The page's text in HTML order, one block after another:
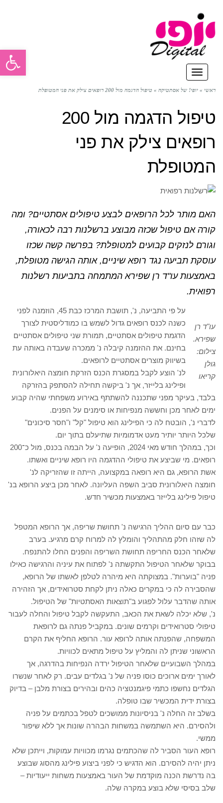
תפריט
ראשי » יופי! של אסתטיקה » טיפול הדגמה מול 200 רופאים צילק את פני המטופלת
טיפול הדגמה מול 200
רופאים צילק את פני
המטופלת
האם מותר לכל הרופאים לבצע טיפולים אסתטיים? ומה
קורה אם טיפול שכזה מבוצע ברשלנות רבה לכאורה,
וגורם לנזקים קבועים למטופלת? בפרשה קשה שכזו
עוסקת תביעה נגד רופא שיניים, אותה הגישה מטופלת,
באמצעות עו"ד רן שפירא המתמחה בתביעות רשלנות
רפואית.
עו"ד רן
שפירא.
צילום:
גולן
קריאו
על פי התביעה, נ', תושבת המרכז כבת 45, הוזמנה לפני
כשנה לכנס רופאים גדול לשמש בו כמודליסטית לצורך
הדגמת טיפולים אסתטיים, תמורת שני טיפולים אסתטיים
בחינם. את ההזמנה קיבלה נ' ממכרה שעבדה באותה עת
בשיווק מוצרים אסתטיים לרופאים.
לנ' הוצע לקבל במסגרת הכנס הזרקת חומצה היאלורונית
ופילינג בלייזר, אך נ' ביקשה תחילה להסתפק בהזרקה
בלבד, בעיקר מפני שתכננה להשתתף באירוע משפחתי שהיה קבוע
ימים לאחר מכן וחששה מנפיחות או סימנים על הפנים.
לדברי נ', הובטח לה כי הפילינג הוא טיפול "קל" ו"חסר סיכונים"
שלכל היותר יותיר מעט אדמומיות שתיעלם בתוך יום.
וכך, במהלך חודש מאי 2024, הופיעה נ' על הבמה בכנס, מול כ־200
רופאים. מי שביצע את טיפולי ההדגמה היו רופא שיניים ואשתו.
אשת הרופא, גם היא רופאה במקצועה, הייתה זו שהזריקה לנ'
חומצה היאלורונית סביב השפה העליונה. לאחר מכן ביצע הרופא בנ'
טיפול פילינג בלייזר באמצעות מכשיר חדש.
כבר עם סיום ההליך הרגישה נ' תחושת שריפה, אך הרופא המטפל
לה שזהו חלק מהתהליך והומלץ לה למרוח קרם מרגיע. בערב
שלאחר הכנס החריפה תחושת השריפה והפנים החלו להתנפח.
בבוקר שלאחר הטיפול התקשתה נ' לפתוח את עיניה והרגישה כאילו
פניה "בוערות". במצוקתה היא מיהרה לטלפן לאשתו של הרופא,
שהסבירה לה כי במקרים כאלה ניתן לקחת סטרואידים, אך הזהירה
אותה שהדבר עלול לפגוע ב"תוצאות האסתטיות" של הטיפול.
נ', שלא יכלה לשאת את הכאב, התעקשה לקבל טיפול והחלה לעבור
טיפולי סטרואידים וקרמים שונים. במקביל פנתה גם לרופאת
המשפחה, שהפנתה אותה לרופא עור. הרופא החליף את הקרם
הראשוני שניתן לה והמליץ על טיפול מתאים לכוויות.
במהלך השבועיים שלאחר הטיפול ירדה הנפיחות בהדרגה, אך
לאורך ימים ארוכים כוסו פניה של נ' בגלדים עבים. רק לאחר שנשרו
הגלדים נחשפו כתמי פיגמנטציה כהים ובהירים בצורת מלבן – בדיוק
בצורת ידית המכשיר שבו טופלה.
בשלב זה החלה נ' בניסיונות ממושכים לטפל בכתמים על פניה
ולהסירם. היא השתמשה במשחות הבהרה שונות אך ללא שיפור
ממשי.
רופא העור הסביר לה שהכתמים נגרמו מכוויות עמוקות, וייתכן שלא
ניתן יהיה להסירם. הוא הדגיש כי לפני ביצוע פילינג מהסוג שבוצע
בה נדרשת הכנה מוקדמת של העור באמצעות משחות ייעודיות –
שלב בסיסי שלא בוצע במקרה שלה.
פתח